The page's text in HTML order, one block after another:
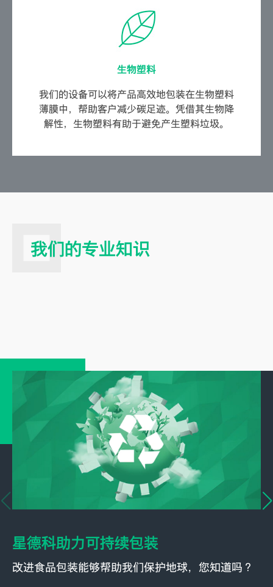
生物塑料
我们的设备可以将产品高效地包装在生物塑料
薄膜中，帮助客户减少碳足迹。凭借其生物降
解性，生物塑料有助于避免产生塑料垃圾。
我们的专业知识
星德科助力可持续包装
改进食品包装能够帮助我们保护地球，您知道吗？